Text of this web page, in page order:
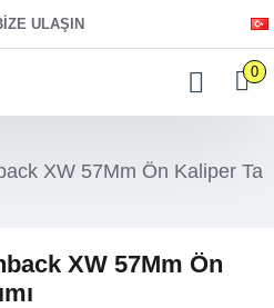
ULAŞIN
0
XW 57Mm Ön Kaliper Ta
XW 57Mm Ön